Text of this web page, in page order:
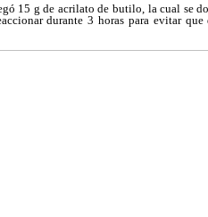
15 g de acrilato de butilo, la cual se
durante 3 horas para evitar